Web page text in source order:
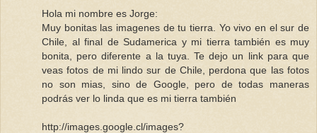
Hola mi nombre es Jorge:
Muy bonitas las imagenes de tu tierra. Yo vivo en el sur de
Chile, al final de Sudamerica y mi tierra también es muy
bonita, pero diferente a la tuya. Te dejo un link para que
veas fotos de mi lindo sur de Chile, perdona que las fotos
no son mias, sino de Google, pero de todas maneras
podrás ver lo linda que es mi tierra también
http://images.google.cl/images?